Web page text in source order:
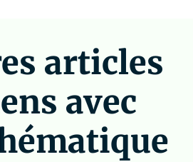
articles
avec